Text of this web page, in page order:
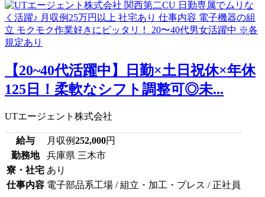
【20~40代活躍中】日勤×土日祝休×年休
125日！柔軟なシフト調整可◎未...
UTエージェント株式会社
給与 月収例252,000円
勤務地
兵庫県 三木市
寮・社宅 あり
仕事内容 電子部品系工場 / 組立・加工・プレス / 正社員